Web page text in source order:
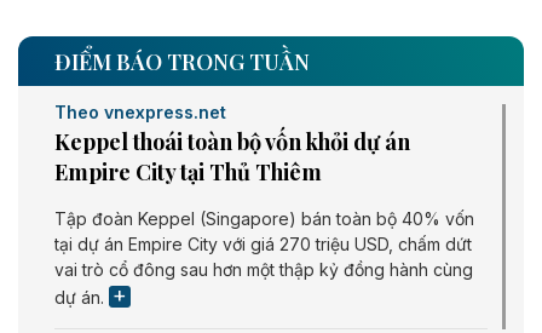
ĐIỂM BÁO TRONG TUẦN
Theo vnexpress.net
Keppel thoái toàn bộ vốn khỏi dự án
Empire City tại Thủ Thiêm
Tập đoàn Keppel (Singapore) bán toàn bộ 40% vốn
tại dự án Empire City với giá 270 triệu USD, chấm dứt
vai trò cổ đông sau hơn một thập kỷ đồng hành cùng
dự án.